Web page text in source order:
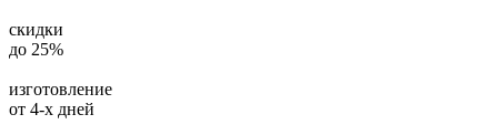
скидки
до 25%
изготовление
от 4-х дней